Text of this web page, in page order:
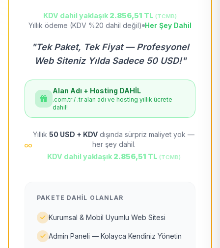
KDV dahil yaklaşık 2.856,51 TL (TCMB)
Yıllık ödeme (KDV %20 dahil değil) Her Şey Dahil
"Tek Paket, Tek Fiyat — Profesyonel
Web Siteniz Yılda Sadece 50 USD!"
Alan Adı + Hosting DAHİL
.com.tr / .tr alan adı ve hosting yıllık ücrete
dahil!
Yıllık 50 USD + KDV dışında sürpriz maliyet yok —
her şey dahil.
KDV dahil yaklaşık 2.856,51 TL (TCMB)
PAKETE DAHIL OLANLAR
Kurumsal & Mobil Uyumlu Web Sitesi
Admin Paneli — Kolayca Kendiniz Yönetin